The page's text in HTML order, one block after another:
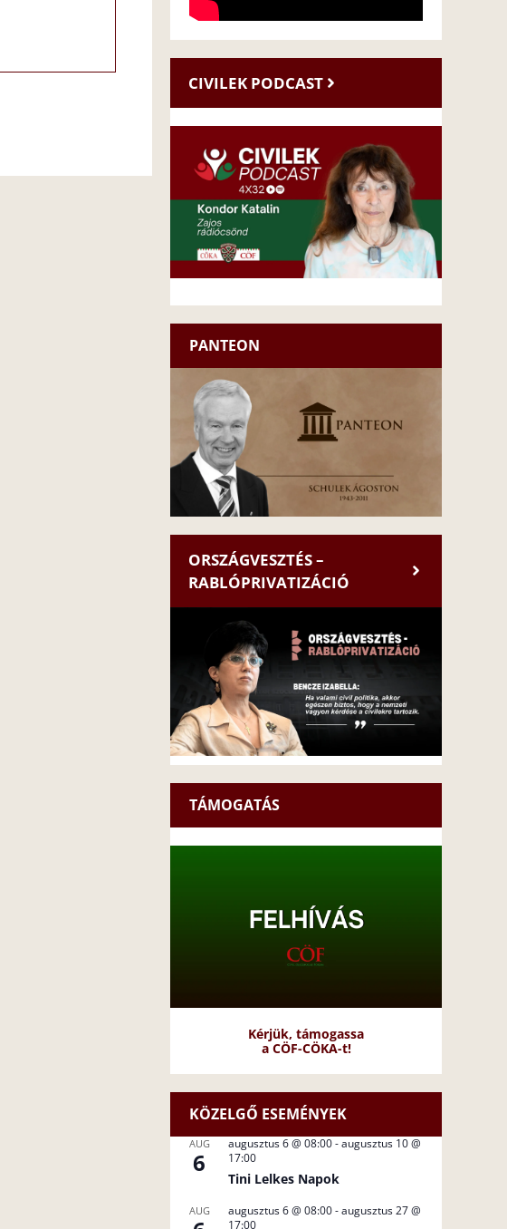
CIVILEK PODCAST
PANTEON
ORSZÁGVESZTÉS –
RABLÓPRIVATIZÁCIÓ
TÁMOGATÁS
Kérjük, támogassa
a CÖF-CÖKA-t!
KÖZELGŐ ESEMÉNYEK
AUG
6
augusztus 6 @ 08:00-augusztus 10 @
17:00
Tini Lelkes Napok
AUG augusztus 6 @ 08:00-augusztus 27 @
17:00